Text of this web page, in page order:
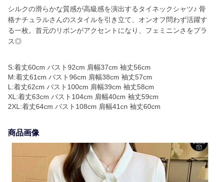
シルクの滑らかな質感が高級感を演出するタイネックシャツ♪ 骨
格ナチュラルさんのスタイルを引き立て、オンオフ問わず活躍す
る一枚。首元のリボンがアクセントになり、フェミニンさをプラ
ス◎
S:着丈60cm バスト92cm 肩幅37cm 袖丈56cm
M:着丈61cm バスト96cm 肩幅38cm 袖丈57cm
L:着丈62cm バスト100cm 肩幅39cm 袖丈58cm
XL:着丈63cm バスト104cm 肩幅40cm 袖丈59cm
2XL:着丈64cm バスト108cm 肩幅41cn 袖丈60cm
商品画像